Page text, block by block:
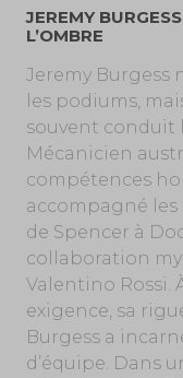
JEREMY
L’OMBRE
Jeremy Burgess
les podiums,
souvent conduit
Mécanicien
compétences
accompagné
de Spencer à
collaboration
Valentino Rossi.
exigence, sa
Burgess a
d’équipe. Dans